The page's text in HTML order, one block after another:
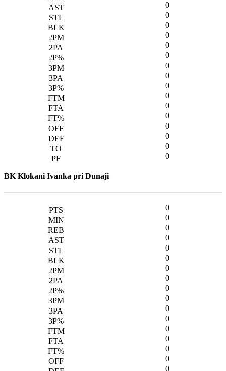
0
0
0
0
0
0
0
0
0
0
0
0
0
0
0
0
BK Klokani Ivanka pri Dunaji
0
0
0
0
0
0
0
0
0
0
0
0
0
0
0
0
0